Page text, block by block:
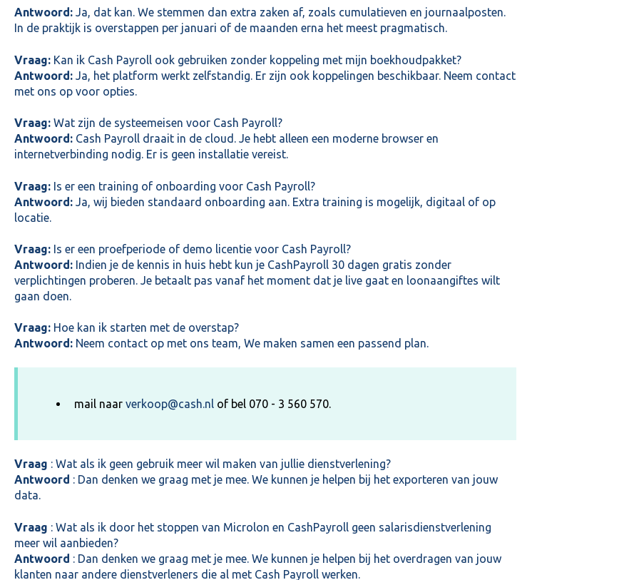
Antwoord:Ja, dat kan. We stemmen dan extra zaken af, zoals cumulatieven en journaalposten.
In de praktijk is overstappen per januari of de maanden erna het meest pragmatisch.
Vraag:Kan ik Cash Payroll ook gebruiken zonder koppeling met mijn boekhoudpakket?
Antwoord:Ja, het platform werkt zelfstandig. Er zijn ook koppelingen beschikbaar. Neem contact
met ons op voor opties.
Vraag:Wat zijn de systeemeisen voor Cash Payroll?
Antwoord:Cash Payroll draait in de cloud. Je hebt alleen een moderne browser en
internetverbinding nodig. Er is geen installatie vereist.
Vraag:Is er een training of onboarding voor Cash Payroll?
Antwoord:Ja, wij bieden standaard onboarding aan. Extra training is mogelijk, digitaal of op
locatie.
Vraag:Is er een proefperiode of demo licentie voor Cash Payroll?
Antwoord:Indien je de kennis in huis hebt kun je CashPayroll 30 dagen gratis zonder
verplichtingen proberen. Je betaalt pas vanaf het moment dat je live gaat en loonaangiftes wilt
gaan doen.
Vraag:Hoe kan ik starten met de overstap?
Antwoord:Neem contact op met ons team, We maken samen een passend plan.
mail naar verkoop@cash.nlof bel 070 - 3 560 570.
Vraag : Wat als ik geen gebruik meer wil maken van jullie dienstverlening?
Antwoord : Dan denken we graag met je mee. We kunnen je helpen bij het exporteren van jouw
data.
Vraag : Wat als ik door het stoppen van Microlon en CashPayroll geen salarisdienstverlening
meer wil aanbieden?
Antwoord : Dan denken we graag met je mee. We kunnen je helpen bij het overdragen van jouw
klanten naar andere dienstverleners die al met Cash Payroll werken.